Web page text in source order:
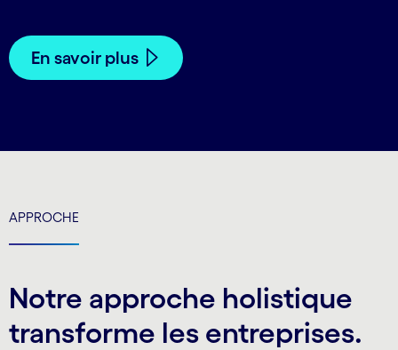
En savoir plus
APPROCHE
Notre approche holistique
transforme les entreprises.